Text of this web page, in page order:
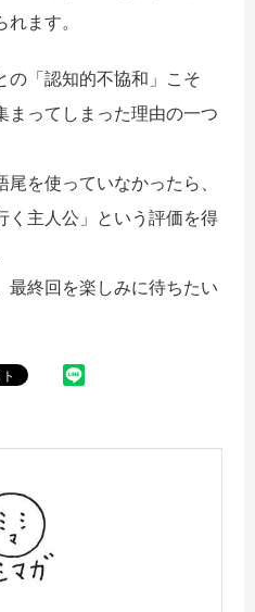
ます。
「認知的不協和」こそ
まってしまった理由の一つ
を使っていなかったら、
く主人公」という評価を得
終回を楽しみに待ちたい